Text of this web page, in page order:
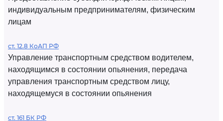
индивидуальным предпринимателям, физическим
лицам
ст. 12.8 КоАП РФ
Управление транспортным средством водителем,
находящимся в состоянии опьянения, передача
управления транспортным средством лицу,
находящемуся в состоянии опьянения
ст. 161 БК РФ